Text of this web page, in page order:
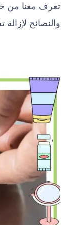
تعرف معنا من
والنصائح